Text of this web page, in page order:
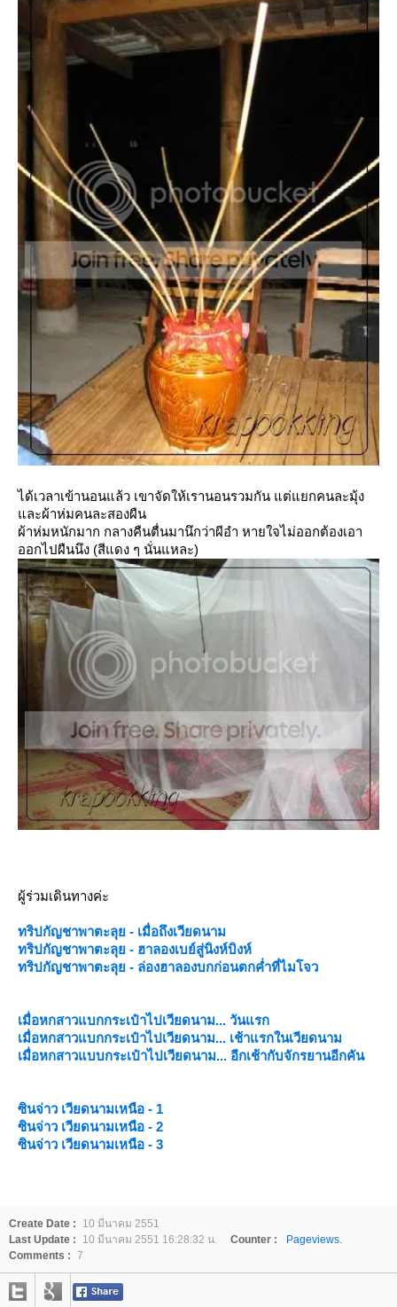
ได้เวลาเข้านอนแล้ว เขาจัดให้เรานอนรวมกัน แต่แยกคนละมุ้ง
ละผ้าห่มคนละสองผืน
ผ้าห่มหนักมาก กลางคืนตื่นมานึกว่าผีอำ หายใจไม่ออกต้องเอา
ออกไปผืนนึง (สีแดง ๆ นั่นแหละ)
ผู้ร่วมเดินทางค่ะ
ทริปกัญชาพาตะลุย - เมื่อถึงเวียดนาม
ทริปกัญชาพาตะลุย - ฮาลองเบย์สู่นิงห์บิงห์
ทริปกัญชาพาตะลุย - ล่องฮาลองบกก่อนตกค่ำที่ไมโจว
เมื่อหกสาวแบกกระเป๋าไปเวียดนาม... วันแรก
เมื่อหกสาวแบกกระเป๋าไปเวียดนาม... เช้าแรกในเวียดนาม
เมื่อหกสาวแบบกระเป๋าไปเวียดนาม... อีกเช้ากับจักรยานอีกคัน
ซินจ่าว เวียดนามเหนือ - 1
ซินจ่าว เวียดนามเหนือ - 2
ซินจ่าว เวียดนามเหนือ - 3
Create Date :
10 มีนาคม 2551
Last Update :
10 มีนาคม 2551 16:28:32 น. Counter :
Pageviews.
Comments : 7